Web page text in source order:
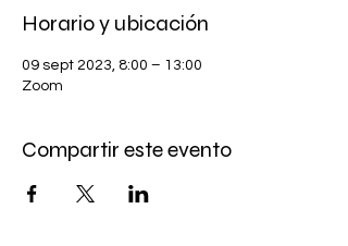
Horario y ubicación
09 sept 2023, 8:00 – 13:00
Zoom
Compartir este evento